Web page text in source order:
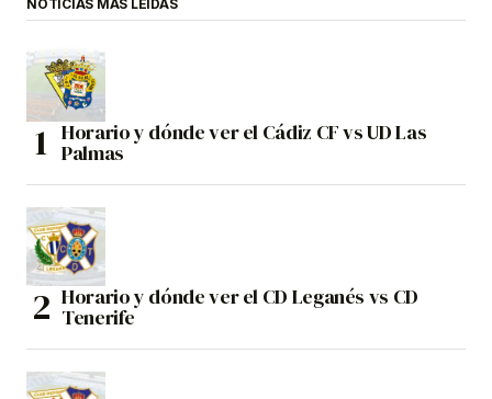
NOTICIAS MÁS LEÍDAS
Horario y dónde ver el Cádiz CF vs UD Las
Palmas
Horario y dónde ver el CD Leganés vs CD
Tenerife